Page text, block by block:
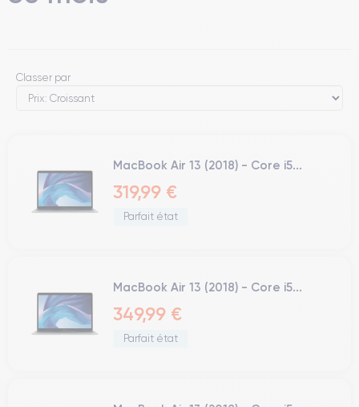
Classer par
MacBook Air 13 (2018) - Core i5...
319,99 €
Parfait état
MacBook Air 13 (2018) - Core i5...
349,99 €
Parfait état